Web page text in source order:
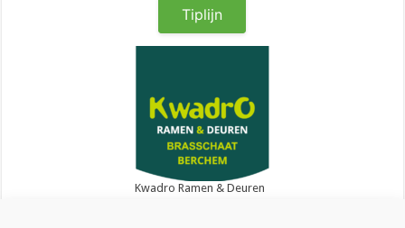
Tiplijn
Kwadro Ramen & Deuren